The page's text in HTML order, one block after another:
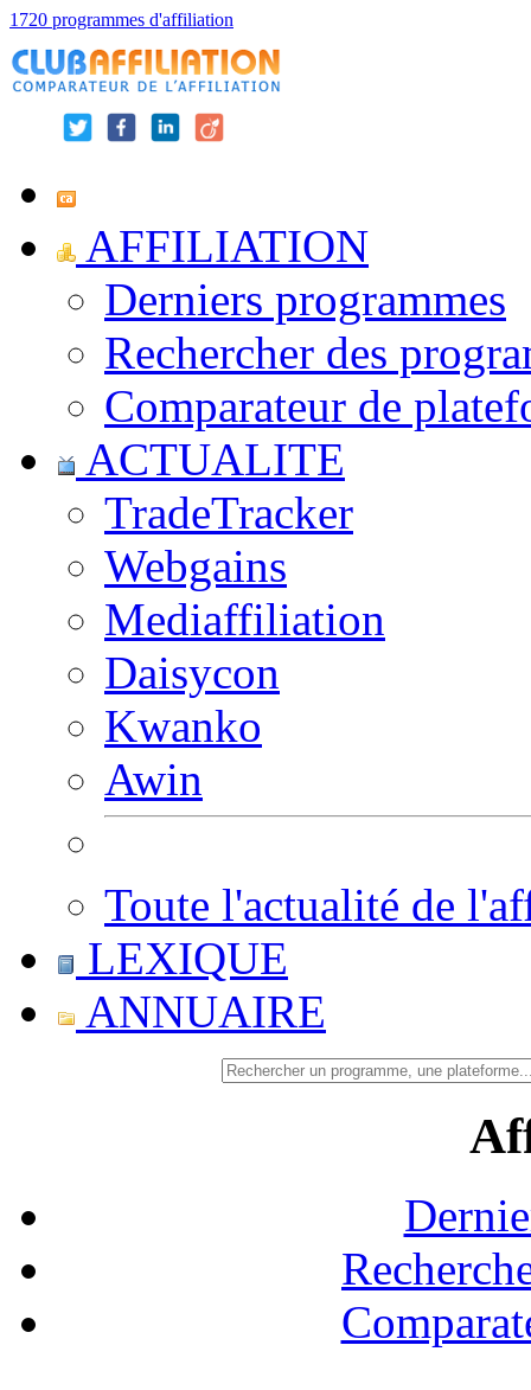
1720 programmes d'affiliation
AFFILIATION
Derniers programmes
Rechercher des
Comparateur de
ACTUALITE
TradeTracker
Webgains
Mediaffiliation
Daisycon
Kwanko
Awin
Toute l'actualité de
LEXIQUE
ANNUAIRE